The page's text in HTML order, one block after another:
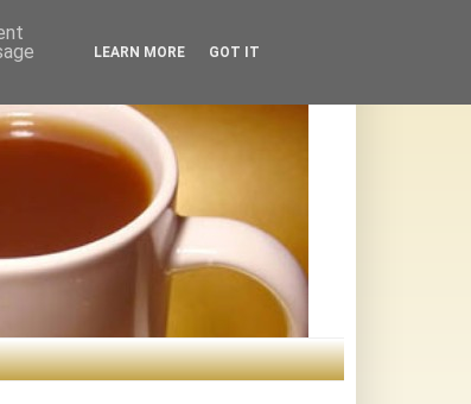
LEARN MORE GOT IT